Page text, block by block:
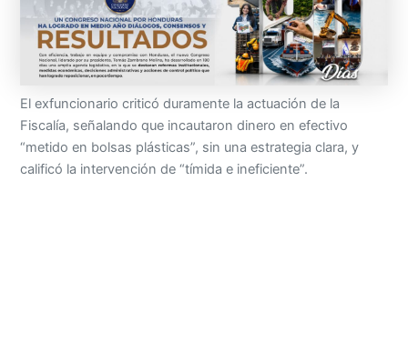
El exfuncionario criticó duramente la actuación de la
Fiscalía, señalando que incautaron dinero en efectivo
“metido en bolsas plásticas”, sin una estrategia clara, y
calificó la intervención de “tímida e ineficiente”.